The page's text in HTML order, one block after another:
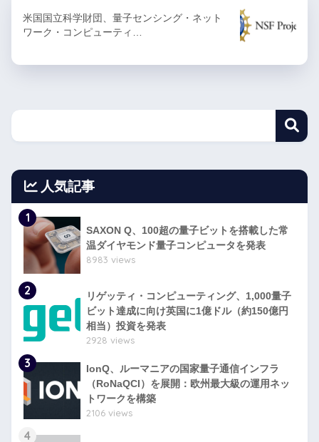
米国国立科学財団、量子センシング・ネット
ワーク・コンピューティ…
人気記事
1
SAXON Q、100超の量子ビットを搭載した常
温ダイヤモンド量子コンピュータを発表
8983 views
2
リゲッティ・コンピューティング、1,000量子
ビット達成に向け英国に1億ドル（約150億円
相当）投資を発表
2928 views
3
IonQ、ルーマニアの国家量子通信インフラ
（RoNaQCI）を展開：欧州最大級の運用ネッ
トワークを構築
2106 views
4